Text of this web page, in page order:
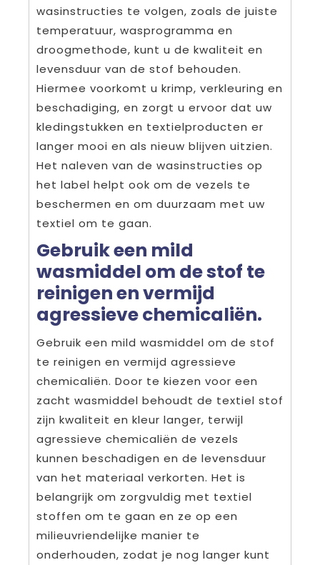
wasinstructies te volgen, zoals de juiste
temperatuur, wasprogramma en
droogmethode, kunt u de kwaliteit en
levensduur van de stof behouden.
Hiermee voorkomt u krimp, verkleuring en
beschadiging, en zorgt u ervoor dat uw
kledingstukken en textielproducten er
langer mooi en als nieuw blijven uitzien.
Het naleven van de wasinstructies op
het label helpt ook om de vezels te
beschermen en om duurzaam met uw
textiel om te gaan.
Gebruik een mild
wasmiddel om de stof te
reinigen en vermijd
agressieve chemicaliën.
Gebruik een mild wasmiddel om de stof
te reinigen en vermijd agressieve
chemicaliën. Door te kiezen voor een
zacht wasmiddel behoudt de textiel stof
zijn kwaliteit en kleur langer, terwijl
agressieve chemicaliën de vezels
kunnen beschadigen en de levensduur
van het materiaal verkorten. Het is
belangrijk om zorgvuldig met textiel
stoffen om te gaan en ze op een
milieuvriendelijke manier te
onderhouden, zodat je nog langer kunt